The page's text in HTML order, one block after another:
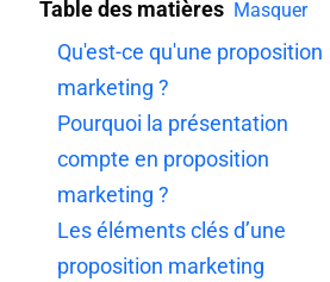
Table des matières Masquer
Qu'est-ce qu'une proposition
marketing ?
Pourquoi la présentation
compte en proposition
marketing ?
Les éléments clés d’une
proposition marketing